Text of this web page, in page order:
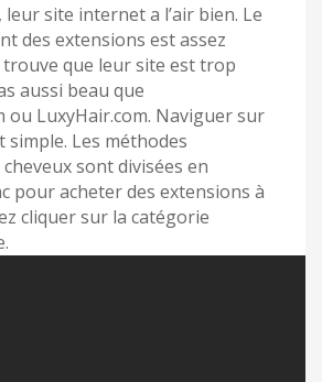
site internet a l’air bien. Le
des extensions est assez
trouve que leur site est trop
aussi beau que
ou LuxyHair.com. Naviguer sur
Les méthodes
cheveux sont divisées en
pour acheter des extensions à
cliquer sur la catégorie